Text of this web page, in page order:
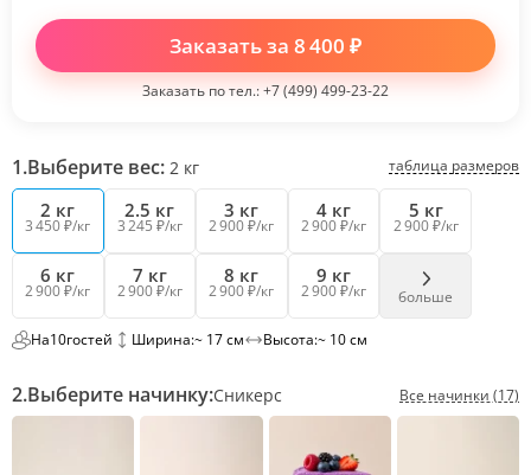
1.Выберите вес: 2 кг таблица размеров
2 кг
3 450 ₽/кг
2.5 кг
3 245 ₽/кг
3 кг
2 900 ₽/кг
4 кг
2 900 ₽/кг
5 кг
2 900 ₽/кг
6 кг
2 900 ₽/кг
7 кг
2 900 ₽/кг
8 кг
2 900 ₽/кг
9 кг
2 900 ₽/кг больше
На10гостей Ширина:~ 17 см Высота:~ 10 см
2.Выберите начинку:Сникерс Все начинки (17)
Заказать за 8 400 ₽
Заказать по тел.:+7 (499) 499-23-22